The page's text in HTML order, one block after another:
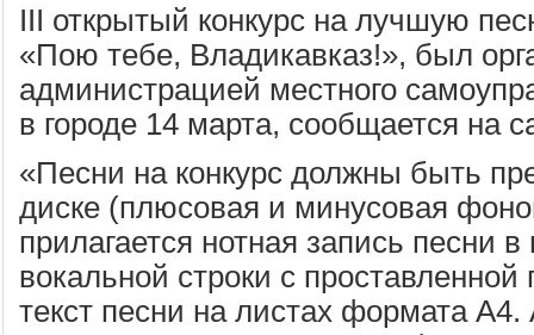
III открытый конкурс на лучшую
«Пою тебе, Владикавказ!», был
администрацией местного
в городе 14 марта, сообщается на
«Песни на конкурс должны быть
диске (плюсовая и минусовая
прилагается нотная запись песни
вокальной строки с проставленной
текст песни на листах формата